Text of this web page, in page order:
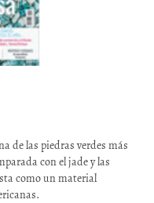
de las piedras verdes más
con el jade y las
como un material